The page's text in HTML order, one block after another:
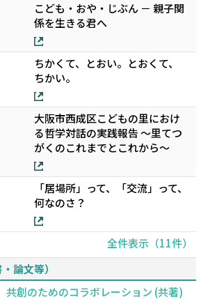
こども・おや・じぶん － 親子関
係を生きる君へ
ちかくて、とおい。とおくて、
ちかい。
⼤阪市⻄成区こどもの⾥におけ
る哲学対話の実践報告 〜⾥てつ
がくのこれまでとこれから〜
「居場所」って、「交流」って、
何なのさ？
全件表示（11件）
論文等）
共創のためのコラボレーション (共著)